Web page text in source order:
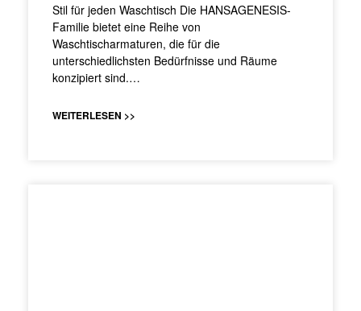
Stil für jeden Waschtisch Die HANSAGENESIS-
Familie bietet eine Reihe von
Waschtischarmaturen, die für die
unterschiedlichsten Bedürfnisse und Räume
konzipiert sind.…
WEITERLESEN >>